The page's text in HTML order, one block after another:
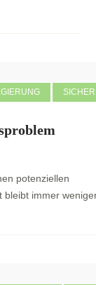
potenziellen
bleibt immer